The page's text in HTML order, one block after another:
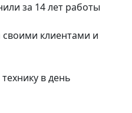
за 14 лет работы
клиентами и
в день